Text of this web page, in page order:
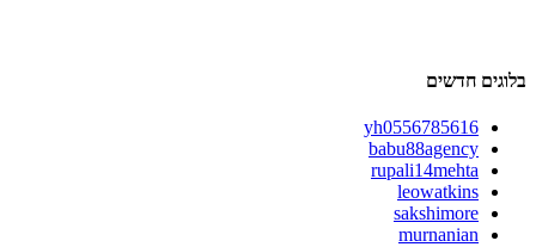
בלוגים חדשים
yh0556785616
babu88agency
rupali14mehta
leowatkins
sakshimore
murnanian